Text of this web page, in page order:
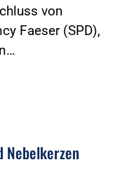
von
Faeser (SPD),
Nebelkerzen